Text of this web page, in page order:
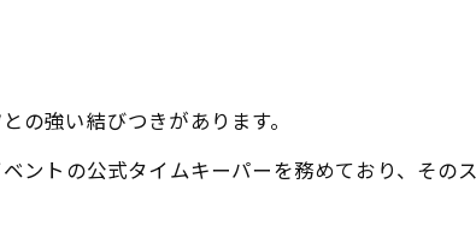
の強い結びつきがあります。
ントの公式タイムキーパーを務めており、その